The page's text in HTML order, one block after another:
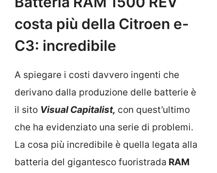
costa più della Citroen e-
C3: incredibile
A spiegare i costi davvero ingenti che
derivano dalla produzione delle batterie è
il sito Visual Capitalist, con quest’ultimo
che ha evidenziato una serie di problemi.
La cosa più incredibile è quella legata alla
batteria del gigantesco fuoristrada RAM